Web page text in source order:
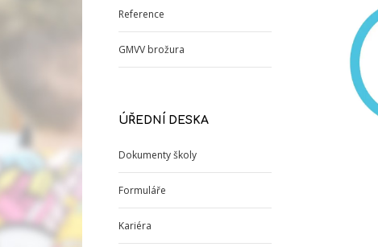
Reference
GMVV brožura
ÚŘEDNÍ DESKA
Dokumenty školy
Formuláře
Kariéra